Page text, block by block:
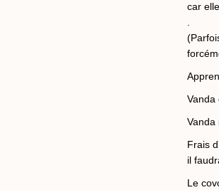
car
Vanda
Vanda
Frais
il
Le